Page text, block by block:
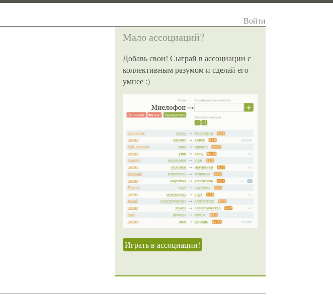
Войти
Мало ассоциаций?
Добавь свои! Сыграй в ассоциации с
коллективным разумом и сделай его
умнее :)
Играть в ассоциации!